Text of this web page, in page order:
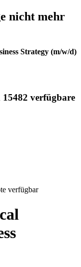
nicht mehr
Strategy (m/w/d)
15482 verfügbare
verfügbar